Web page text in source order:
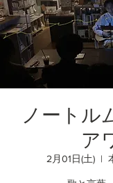
ノートル
ア
2月01日(土)
  |